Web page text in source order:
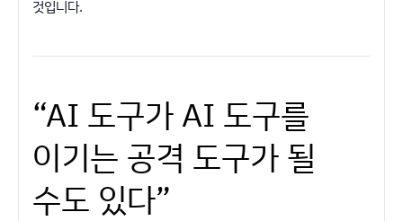
것입니다.
“AI 도구가 AI 도구를
이기는 공격 도구가 될
수도 있다”